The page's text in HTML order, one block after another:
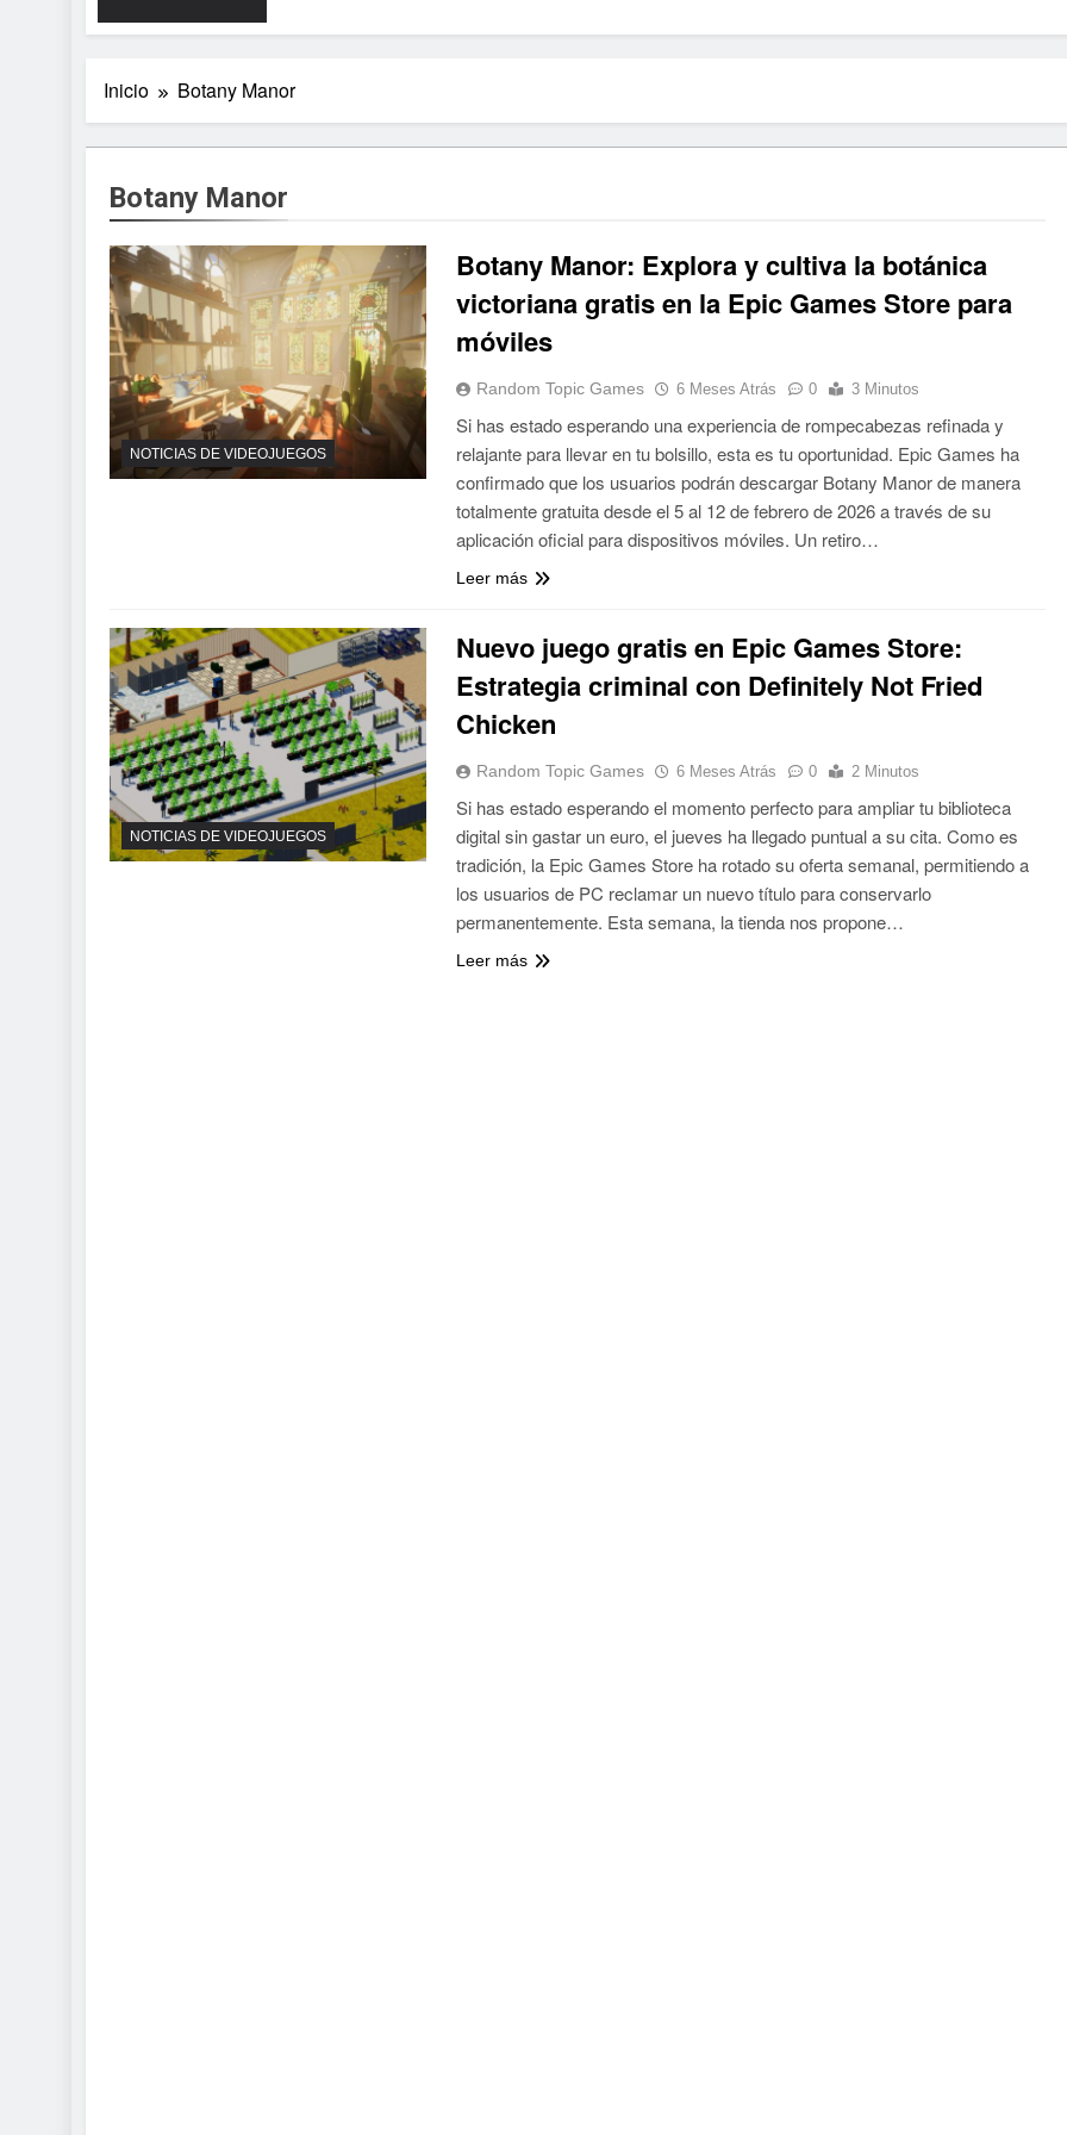
Inicio Botany Manor
Botany Manor
NOTICIAS DE VIDEOJUEGOS
Botany Manor: Explora y cultiva la botánica
victoriana gratis en la Epic Games Store para
móviles
Random Topic Games 6 Meses Atrás 0 3 Minutos
Si has estado esperando una experiencia de rompecabezas refinada y
relajante para llevar en tu bolsillo, esta es tu oportunidad. Epic Games ha
confirmado que los usuarios podrán descargar Botany Manor de manera
totalmente gratuita desde el 5 al 12 de febrero de 2026 a través de su
aplicación oficial para dispositivos móviles. Un retiro…
Leer más
NOTICIAS DE VIDEOJUEGOS
Nuevo juego gratis en Epic Games Store:
Estrategia criminal con Definitely Not Fried
Chicken
Random Topic Games 6 Meses Atrás 0 2 Minutos
Si has estado esperando el momento perfecto para ampliar tu biblioteca
digital sin gastar un euro, el jueves ha llegado puntual a su cita. Como es
tradición, la Epic Games Store ha rotado su oferta semanal, permitiendo a
los usuarios de PC reclamar un nuevo título para conservarlo
permanentemente. Esta semana, la tienda nos propone…
Leer más